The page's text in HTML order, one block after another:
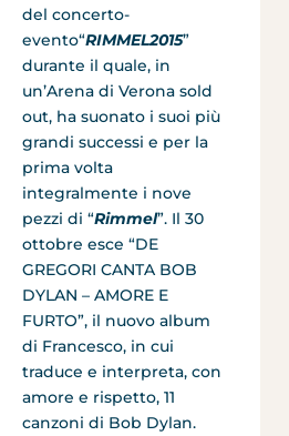
del concerto-
evento“RIMMEL2015”
durante il quale, in
un’Arena di Verona sold
out, ha suonato i suoi più
grandi successi e per la
prima volta
integralmente i nove
pezzi di “Rimmel”. Il 30
ottobre esce “DE
GREGORI CANTA BOB
DYLAN – AMORE E
FURTO”, il nuovo album
di Francesco, in cui
traduce e interpreta, con
amore e rispetto, 11
canzoni di Bob Dylan.